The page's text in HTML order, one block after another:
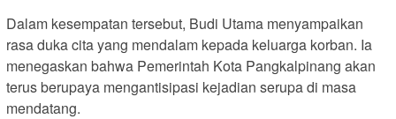
Dalam kesempatan tersebut, Budi Utama menyampaikan
rasa duka cita yang mendalam kepada keluarga korban. Ia
menegaskan bahwa Pemerintah Kota Pangkalpinang akan
terus berupaya mengantisipasi kejadian serupa di masa
mendatang.